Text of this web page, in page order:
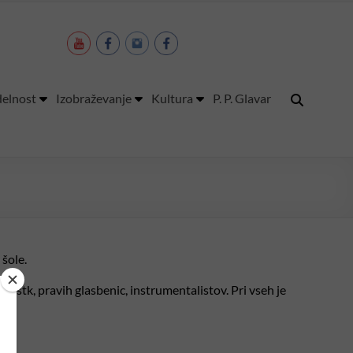
Izobraževanje Kultura P. P. Glavar
pravih glasbenic, instrumentalistov. Pri vseh je